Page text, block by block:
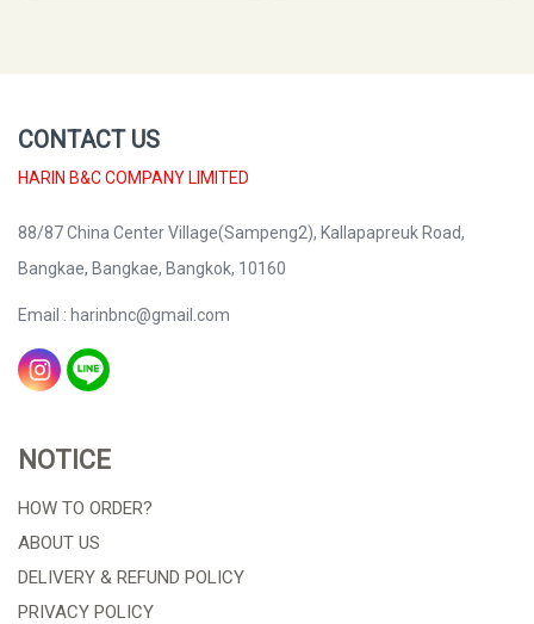
CONTACT US
HARIN B&C COMPANY LIMITED
88/87 China Center Village(Sampeng2), Kallapapreuk Road,
Bangkae, Bangkae, Bangkok, 10160
Email : harinbnc@gmail.com
NOTICE
HOW TO ORDER?
ABOUT US
DELIVERY & REFUND POLICY
PRIVACY POLICY